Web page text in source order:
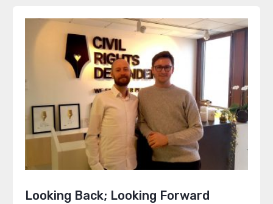
Looking Back; Looking Forward